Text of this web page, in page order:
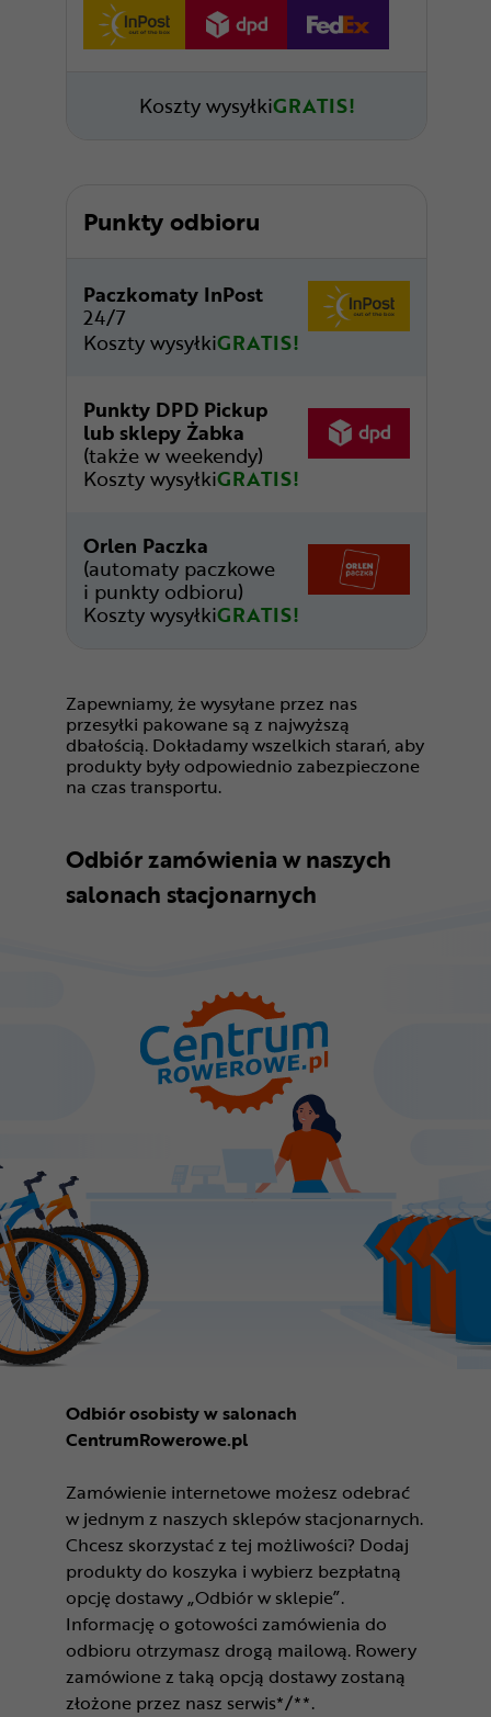
Koszty wysyłkiGRATIS!
Punkty odbioru
Paczkomaty InPost
24/7
Koszty wysyłkiGRATIS!
Punkty DPD Pickup
lub sklepy Żabka
(także w weekendy)
Koszty wysyłkiGRATIS!
Orlen Paczka
(automaty paczkowe
i punkty odbioru)
Koszty wysyłkiGRATIS!
Zapewniamy, że wysyłane przez nas
przesyłki pakowane są z najwyższą
dbałością. Dokładamy wszelkich starań, aby
produkty były odpowiednio zabezpieczone
na czas transportu.
Odbiór zamówienia w naszych
salonach stacjonarnych
Odbiór osobisty w salonach
CentrumRowerowe.pl
Zamówienie internetowe możesz odebrać
w jednym z naszych sklepów stacjonarnych.
Chcesz skorzystać z tej możliwości? Dodaj
produkty do koszyka i wybierz bezpłatną
opcję dostawy „Odbiór w sklepie”.
Informację o gotowości zamówienia do
odbioru otrzymasz drogą mailową. Rowery
zamówione z taką opcją dostawy zostaną
złożone przez nasz serwis*/**.